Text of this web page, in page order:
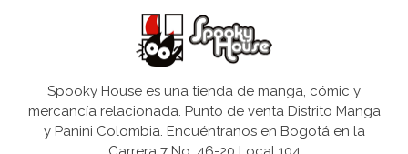
Spooky House es una tienda de manga, cómic y
mercancía relacionada. Punto de venta Distrito Manga
y Panini Colombia. Encuéntranos en Bogotá en la